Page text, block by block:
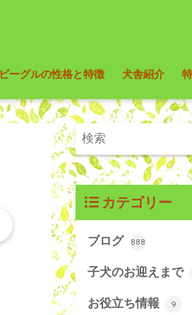
ビーグルの性格と特徴 犬舎紹介
カテゴリー
ブログ 888
子犬のお迎えまで
お役立ち情報 9